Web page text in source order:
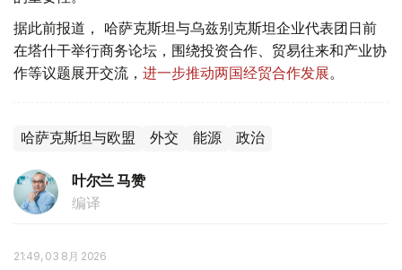
据此前报道， 哈萨克斯坦与乌兹别克斯坦企业代表团日前
在塔什干举行商务论坛，围绕投资合作、贸易往来和产业协
作等议题展开交流， 进一步推动两国经贸合作发展。
哈萨克斯坦与欧盟 外交 能源 政治
叶尔兰 马赞
编译
21:49, 03 8月 2026